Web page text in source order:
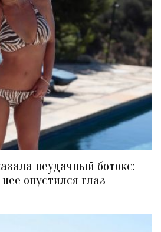
неудачный ботокс:
опустился глаз